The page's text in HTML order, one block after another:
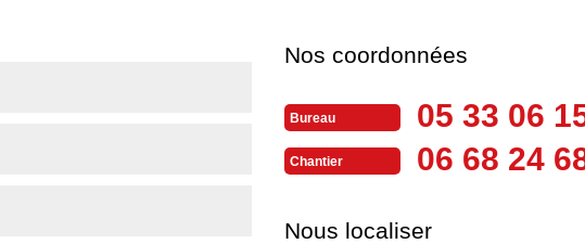
Nos coordonnées
Bureau 05 33 06
Chantier 06 68 24
Nous localiser